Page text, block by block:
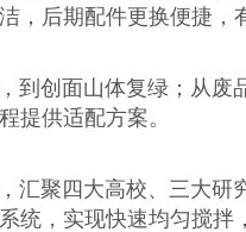
，后期配件更换便捷，
创面山体复绿；从废
提供适配方案。
聚四大高校、三大研
统，实现快速均匀搅拌